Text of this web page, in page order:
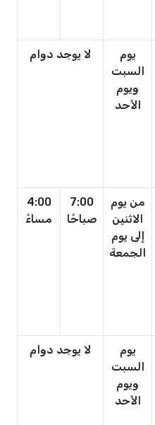
يوم
السبت
ويوم
الأحد
لا يوجد دوام
من يوم
الاثنين
إلى يوم
الجمعة
7:00
صباحًا
4:00
مساءً
يوم
السبت
ويوم
الأحد
لا يوجد دوام